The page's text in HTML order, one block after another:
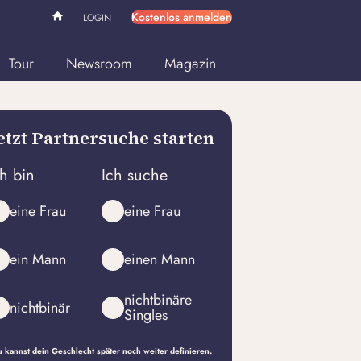
LOGIN Kostenlos anmelden
Tour Newsroom Magazin
Partnersuche starten
bin
eine Frau
ein Mann
nichtbinär
Ich suche
eine Frau
einen Mann
nichtbinäre
Singles
kannst dein Geschlecht später noch weiter definieren.